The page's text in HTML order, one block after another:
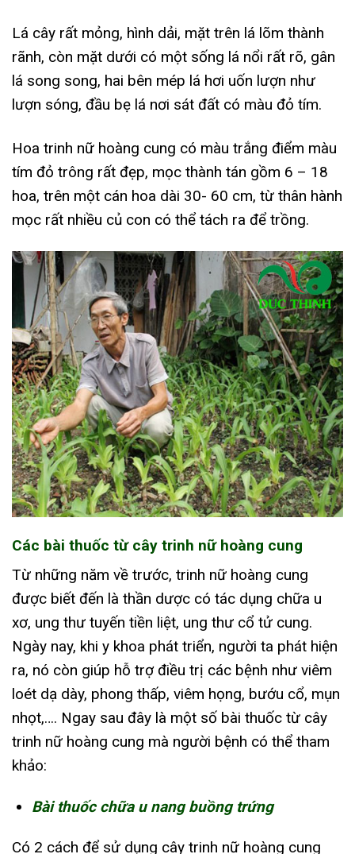
Lá cây rất mỏng, hình dải, mặt trên lá lõm thành
rãnh, còn mặt dưới có một sống lá nổi rất rõ, gân
lá song song, hai bên mép lá hơi uốn lượn như
lượn sóng, đầu bẹ lá nơi sát đất có màu đỏ tím.
Hoa trinh nữ hoàng cung có màu trắng điểm màu
tím đỏ trông rất đẹp, mọc thành tán gồm 6 – 18
hoa, trên một cán hoa dài 30- 60 cm, từ thân hành
mọc rất nhiều củ con có thể tách ra để trồng.
Các bài thuốc từ cây trinh nữ hoàng cung
Từ những năm về trước, trinh nữ hoàng cung
được biết đến là thần dược có tác dụng chữa u
xơ, ung thư tuyến tiền liệt, ung thư cổ tử cung.
Ngày nay, khi y khoa phát triển, người ta phát hiện
ra, nó còn giúp hỗ trợ điều trị các bệnh như viêm
loét dạ dày, phong thấp, viêm họng, bướu cổ, mụn
nhọt,…. Ngay sau đây là một số bài thuốc từ cây
trinh nữ hoàng cung mà người bệnh có thể tham
khảo:
Bài thuốc chữa u nang buồng trứng
Có 2 cách để sử dụng cây trinh nữ hoàng cung